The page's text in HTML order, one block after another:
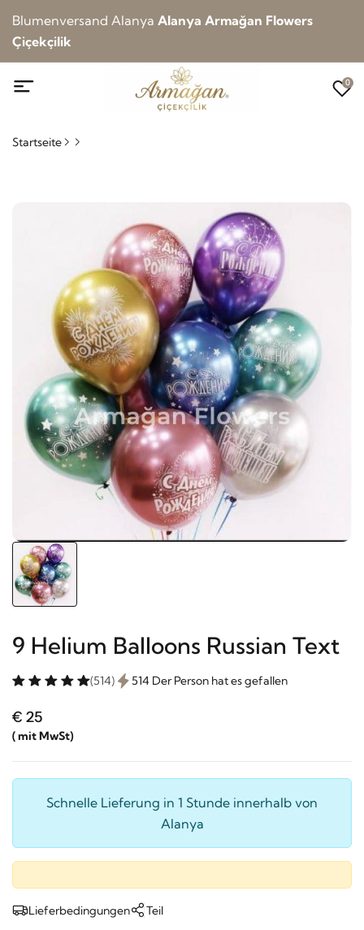
Blumenversand Alanya Alanya Armağan Flowers
Çiçekçilik
0
Startseite
9 Helium Balloons Russian Text
(514) 514 Der Person hat es gefallen
€ 25
( mit MwSt)
Schnelle Lieferung in 1 Stunde innerhalb von
Alanya
Lieferbedingungen Teil